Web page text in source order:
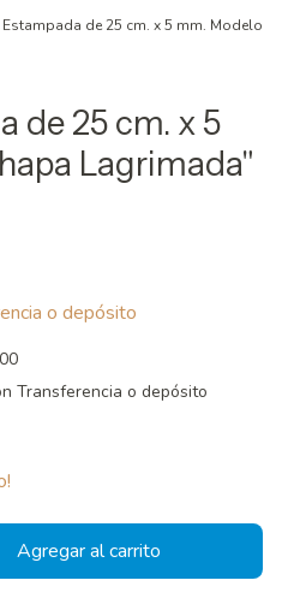
Estampada de 25 cm. x 5 mm. Modelo
de 25 cm. x 5
Lagrimada"
o depósito
Transferencia o depósito